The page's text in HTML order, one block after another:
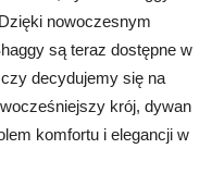
nowoczesnym
są teraz dostępne w
decydujemy się na
krój, dywan
komfortu i elegancji w